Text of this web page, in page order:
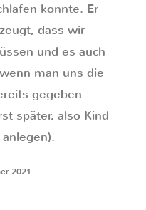
konnte. Er
dass wir
und es auch
man uns die
gegeben
später, also Kind
2021